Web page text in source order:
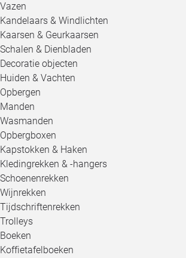
Vazen
Kandelaars & Windlichten
Kaarsen & Geurkaarsen
Schalen & Dienbladen
Decoratie objecten
Huiden & Vachten
Opbergen
Manden
Wasmanden
Opbergboxen
Kapstokken & Haken
Kledingrekken & -hangers
Schoenenrekken
Wijnrekken
Tijdschriftenrekken
Trolleys
Boeken
Koffietafelboeken